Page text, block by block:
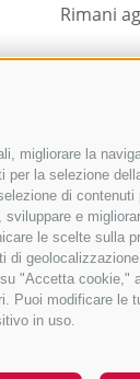
migliorare la
la selezione
di
e
le scelte sulla
"Accetta cookie,"
Puoi modificare le
in uso.
Rimani